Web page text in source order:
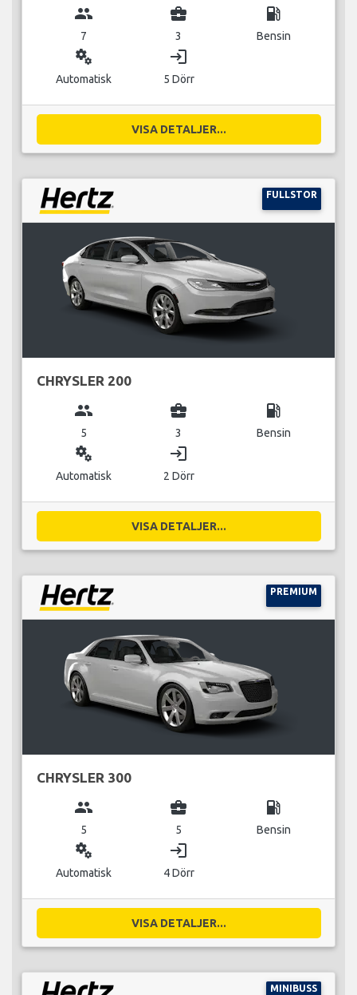
group
7
business_center
3
local_gas_station
Bensin
miscellaneous_services
Automatisk
login
5 Dörr
VISA DETALJER...
FULLSTOR
CHRYSLER 200
group
5
business_center
3
local_gas_station
Bensin
miscellaneous_services
Automatisk
login
2 Dörr
VISA DETALJER...
PREMIUM
CHRYSLER 300
group
5
business_center
5
local_gas_station
Bensin
miscellaneous_services
Automatisk
login
4 Dörr
VISA DETALJER...
MINIBUSS